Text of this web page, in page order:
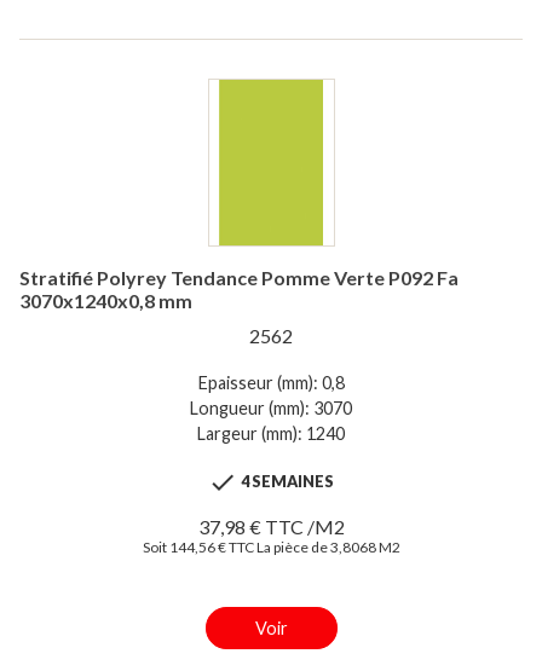
Stratifié Polyrey Tendance Pomme Verte P092 Fa
3070x1240x0,8 mm
2562
Epaisseur (mm): 0,8
Longueur (mm): 3070
Largeur (mm): 1240
 4 SEMAINES
37,98 € TTC /M2
Soit 144,56 € TTC La pièce de 3,8068 M2
Voir